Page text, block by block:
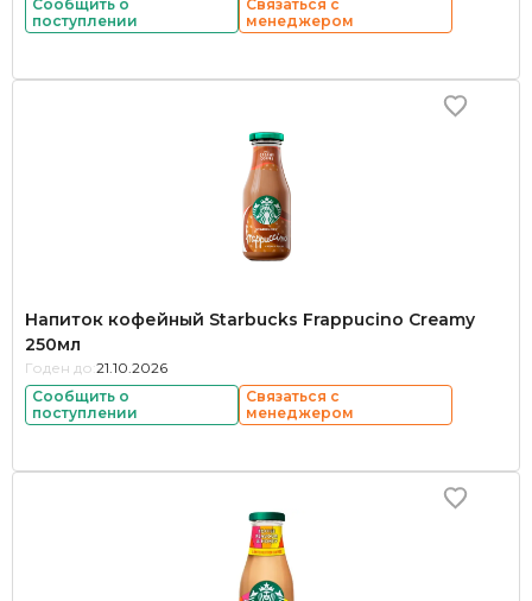
Сообщить о
поступлении
Связаться с
менеджером
Напиток кофейный Starbucks Frappucino Creamy
250мл
Годен до: 21.10.2026
Сообщить о
поступлении
Связаться с
менеджером